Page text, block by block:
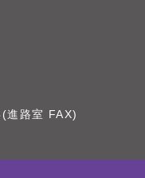
路室 FAX)